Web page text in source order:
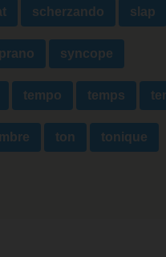
scherzando slap
syncope
tempo temps
ton tonique